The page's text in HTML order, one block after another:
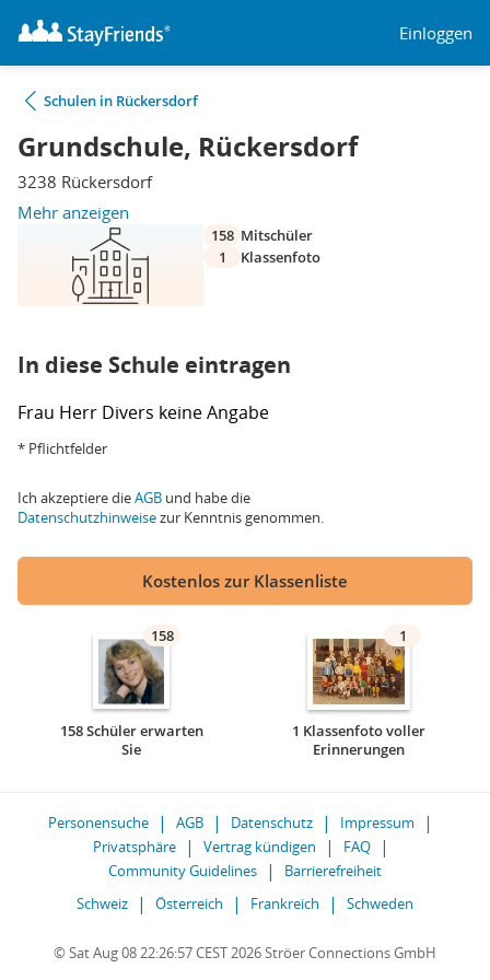
Einloggen
Schulen in Rückersdorf
Grundschule, Rückersdorf
3238 Rückersdorf
Mehr anzeigen
158 Mitschüler
1
Klassenfoto
In diese Schule eintragen
Frau Herr Divers keine Angabe
* Pflichtfelder
Ich akzeptiere dieAGB und habe die
Datenschutzhinweisezur Kenntnis genommen.
Kostenlos zur Klassenliste
158
158 Schüler erwarten
Sie
1
1 Klassenfoto voller
Erinnerungen
Personensuche AGB Datenschutz
Impressum
Privatsphäre
Vertrag kündigen
FAQ
Community Guidelines
Barrierefreiheit
Schweiz
Österreich Frankreich Schweden
© Sat Aug 08 22:26:57 CEST 2026 Ströer Connections GmbH